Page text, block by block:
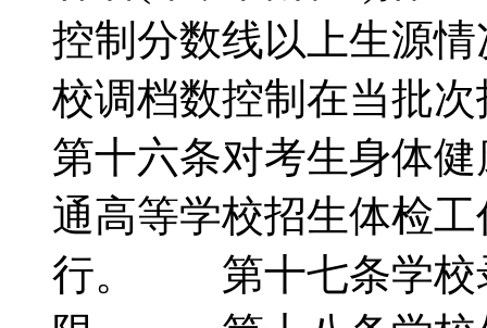
控制分数线以上生源
校调档数控制在当批
第十六条对考生身体
通高等学校招生体检
行。 第十七条学校